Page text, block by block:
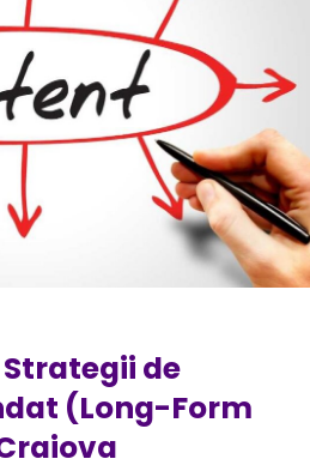
de
(Long-Form